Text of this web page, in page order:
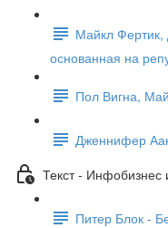
Майкл
основанная на
Пол Вигна,
Дженнифер
Текст - Инфобизнес
Питер Блок -